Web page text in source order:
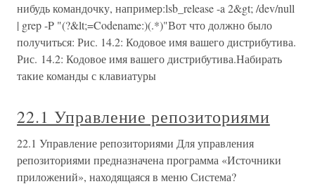
нибудь командочку, например:lsb_release -a 2&gt; /dev/null
| grep -P "(?&lt;=Codename:)(.*)"Вот что должно было
получиться: Рис. 14.2: Кодовое имя вашего дистрибутива.
Рис. 14.2: Кодовое имя вашего дистрибутива.Набирать
такие команды с клавиатуры
22.1 Управление репозиториями
22.1 Управление репозиториями Для управления
репозиториями предназначена программа «Источники
приложений», находящаяся в меню Система?